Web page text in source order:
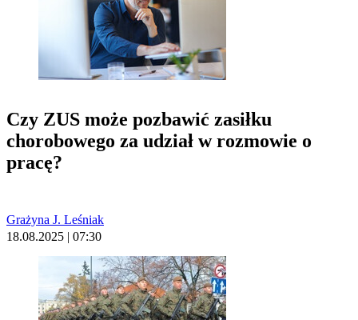
Czy ZUS może pozbawić zasiłku
chorobowego za udział w rozmowie o
pracę?
Grażyna J. Leśniak
18.08.2025 | 07:30